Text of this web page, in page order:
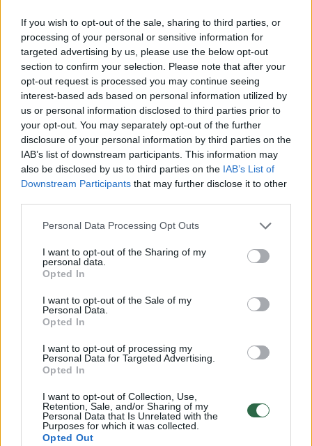
If you wish to opt-out of the sale, sharing to third parties, or
processing of your personal or sensitive information for
targeted advertising by us, please use the below opt-out
section to confirm your selection. Please note that after your
opt-out request is processed you may continue seeing
interest-based ads based on personal information utilized by
us or personal information disclosed to third parties prior to
your opt-out. You may separately opt-out of the further
disclosure of your personal information by third parties on the
IAB’s list of downstream participants. This information may
also be disclosed by us to third parties on the IAB’s List of
Downstream Participants that may further disclose it to other
Personal Data Processing Opt Outs
I want to opt-out of the Sharing of my
personal data.
Opted In
I want to opt-out of the Sale of my
Personal Data.
Opted In
I want to opt-out of processing my
Personal Data for Targeted Advertising.
Opted In
I want to opt-out of Collection, Use,
Retention, Sale, and/or Sharing of my
Personal Data that Is Unrelated with the
Purposes for which it was collected.
Opted Out
Drobiazko ir apskundė teismui. Teismas
dabar prezidento dekrerte pasigedo motyvų
dėl atimtos pilietybės.
Susiję straipsniai
Su dar nė metų neturinčia
dukra – ant ledo: Povilas
Vanagas parodė sugebėjimus
(4)
Po
(2)
Rusijos sportininkei Lietuvos pilietybė